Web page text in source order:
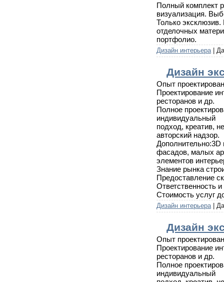
Полный комплект
визуализация.
Только эксклюзив.
отделочных
портфолио.
Дизайн интерьера|
Дизайн
Опыт
Проектирование
ресторанов и др.
Полное
индивидуальный
подход, креатив,
авторский надзор.
Дополнительно:3D
фасадов, малых
элементов
Знание рынка
Предоставление
Ответственность
Стоимость услуг
Дизайн интерьера|
Дизайн
Опыт
Проектирование
ресторанов и др.
Полное
индивидуальный